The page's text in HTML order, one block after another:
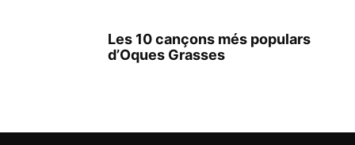
Les 10 cançons més populars
d’Oques Grasses